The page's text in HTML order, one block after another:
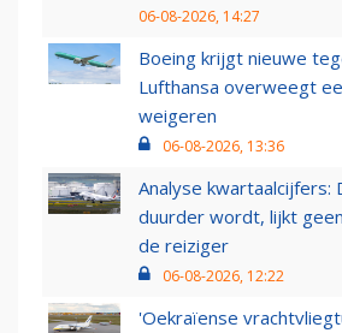
06-08-2026, 14:27
Boeing krijgt nieuwe
Lufthansa overweegt
weigeren
06-08-2026, 13:36
Analyse kwartaalcijfers:
duurder wordt, lijkt
de reiziger
06-08-2026, 12:22
'Oekraïense